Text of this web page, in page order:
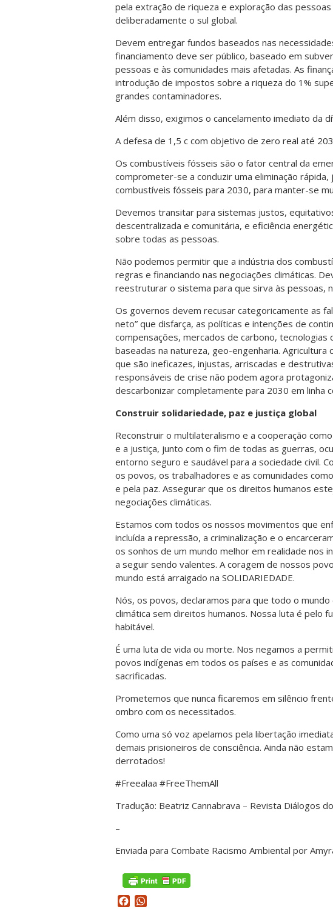
pela extração de riqueza e exploração das
deliberadamente o sul global.
Devem entregar fundos baseados nas
financiamento deve ser público, baseado em
pessoas e às comunidades mais afetadas. As
introdução de impostos sobre a riqueza do 1%
grandes contaminadores.
Além disso, exigimos o cancelamento imediato da
A defesa de 1,5 c com objetivo de zero real até
Os combustíveis fósseis são o fator central da
comprometer-se a conduzir uma eliminação
combustíveis fósseis para 2030, para manter-se
Devemos transitar para sistemas justos,
descentralizada e comunitária, e eficiência
sobre todas as pessoas.
Não podemos permitir que a indústria dos
regras e financiando nas negociações climáticas.
reestruturar o sistema para que sirva às pessoas,
Os governos devem recusar categoricamente as
neto” que disfarça, as políticas e intenções de
compensações, mercados de carbono, tecnologias
baseadas na natureza, geo-engenharia.
que são ineficazes, injustas, arriscadas e
responsáveis de crise não podem agora
descarbonizar completamente para 2030 em linha
Construir solidariedade, paz e justiça global
Reconstruir o multilateralismo e a cooperação
e a justiça, junto com o fim de todas as guerras,
entorno seguro e saudável para a sociedade civil.
os povos, os trabalhadores e as comunidades
e pela paz. Assegurar que os direitos humanos
negociações climáticas.
Estamos com todos os nossos movimentos que
incluída a repressão, a criminalização e o
os sonhos de um mundo melhor em realidade nos
a seguir sendo valentes. A coragem de nossos
mundo está arraigado na SOLIDARIEDADE.
Nós, os povos, declaramos para que todo o
climática sem direitos humanos. Nossa luta é pelo
habitável.
É uma luta de vida ou morte. Nos negamos a
povos indígenas em todos os países e as
sacrificadas.
Prometemos que nunca ficaremos em silêncio
ombro com os necessitados.
Como uma só voz apelamos pela libertação
demais prisioneiros de consciência. Ainda não
derrotados!
#Freealaa #FreeThemAll
Tradução: Beatriz Cannabrava – Revista Diálogos
–
Enviada para Combate Racismo Ambiental por A
Facebook